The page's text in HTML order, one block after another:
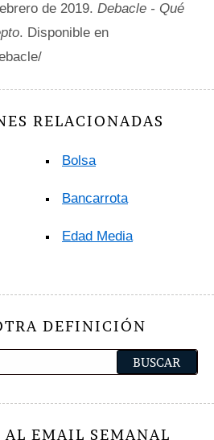
de 2019. Debacle - Qué
. Disponible en
RELACIONADAS
Bolsa
Bancarrota
Edad Media
DEFINICIÓN
AL EMAIL SEMANAL